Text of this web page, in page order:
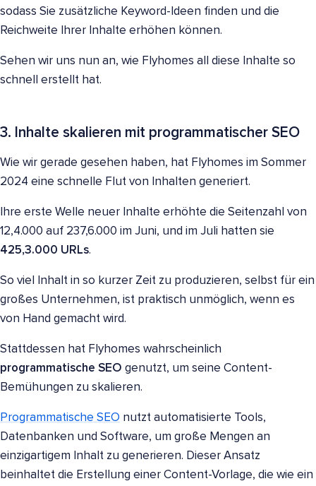
sodass Sie zusätzliche Keyword-Ideen finden und die
Reichweite Ihrer Inhalte erhöhen können.
Sehen wir uns nun an, wie Flyhomes all diese Inhalte so
schnell erstellt hat.
3. Inhalte skalieren mit programmatischer SEO
Wie wir gerade gesehen haben, hat Flyhomes im Sommer
2024 eine schnelle Flut von Inhalten generiert.
Ihre erste Welle neuer Inhalte erhöhte die Seitenzahl von
12,4.000 auf 237,6.000 im Juni, und im Juli hatten sie
425,3.000 URLs.
So viel Inhalt in so kurzer Zeit zu produzieren, selbst für ein
großes Unternehmen, ist praktisch unmöglich, wenn es
von Hand gemacht wird.
Stattdessen hat Flyhomes wahrscheinlich
programmatische SEO genutzt, um seine Content-
Bemühungen zu skalieren.
Programmatische SEO nutzt automatisierte Tools,
Datenbanken und Software, um große Mengen an
einzigartigem Inhalt zu generieren. Dieser Ansatz
beinhaltet die Erstellung einer Content-Vorlage, die wie ein